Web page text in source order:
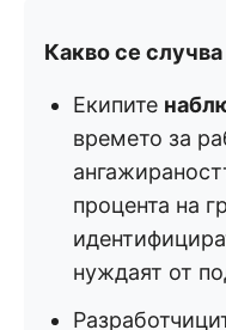
Какво се
Екипите
времето за
процента на
нуждаят от